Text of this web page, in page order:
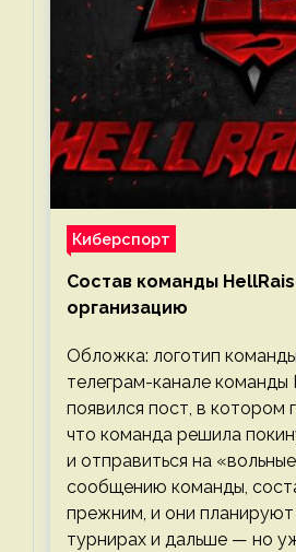
Киберспорт
Состав команды
организацию
Обложка: логотип
телеграм-канале команды
появился пост, в котором
что команда решила
и отправиться на
сообщению команды,
прежним, и они планируют
турнирах и дальше — но